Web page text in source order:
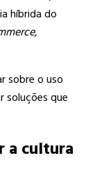
híbrida do
sobre o uso
soluções que
a cultura